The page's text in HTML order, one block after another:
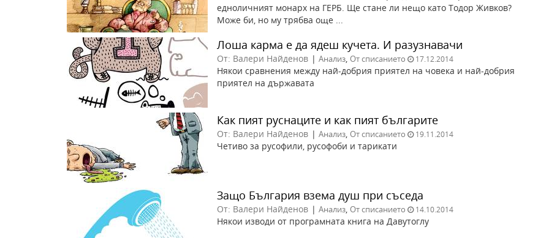
едноличният монарх на ГЕРБ. Ще стане ли нещо като Тодор Живков?
Може би, но му трябва още ...
Лоша карма е да ядеш кучета. И разузнавачи
От: Валери Найденов | Анализ, От списанието 17.12.2014
Някои сравнения между най-добрия приятел на човека и най-добрия
приятел на държавата
Как пият руснаците и как пият българите
От: Валери Найденов | Анализ, От списанието 19.11.2014
Четиво за русофили, русофоби и тарикати
Защо България взема душ при съседа
От: Валери Найденов | Анализ, От списанието 14.10.2014
Някои изводи от програмната книга на Давутоглу